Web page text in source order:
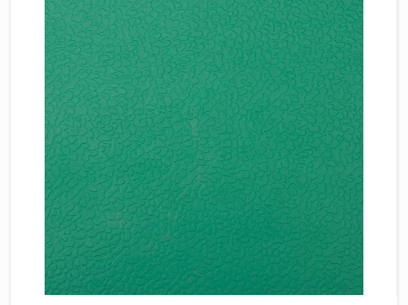
32 класс
33 класс
Палитра
Серый
Бежевый
Дуб светлый
Коричневый
Страна
Австрия
Плинтус
Кварцевый ламинат SPC
Подложка под паркет и ламинат